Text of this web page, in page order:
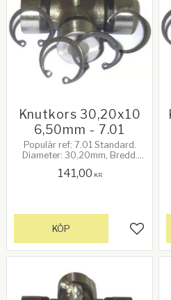
Knutkors 30,20x10
6,50mm - 7.01
Populär ref: 7.01 Standard.
Diameter: 30,20mm, Bredd.
141,00 KR
Lägg
KÖP